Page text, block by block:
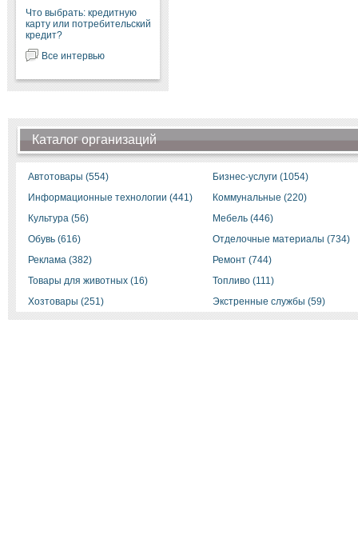
Что выбрать: кредитную
карту или потребительский
кредит?
Все интервью
Каталог организаций
Автотовары (554)
Бизнес-услуги (1054)
Информационные технологии (441)
Коммунальные (220)
Культура (56)
Мебель (446)
Обувь (616)
Отделочные материалы (734)
Реклама (382)
Ремонт (744)
Товары для животных (16)
Топливо (111)
Хозтовары (251)
Экстренные службы (59)